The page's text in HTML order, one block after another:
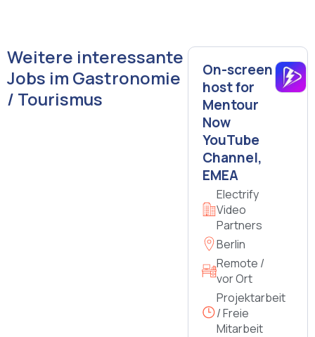
Weitere interessante
Jobs im Gastronomie
/ Tourismus
On-screen
host for
Mentour
Now
YouTube
Channel,
EMEA
Electrify
Video
Partners
Berlin
Remote /
vor Ort
Projektarbeit
/ Freie
Mitarbeit